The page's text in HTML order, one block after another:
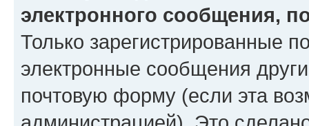
электронного сообщения,
Только зарегистрированные
электронные сообщения
почтовую форму (если эта